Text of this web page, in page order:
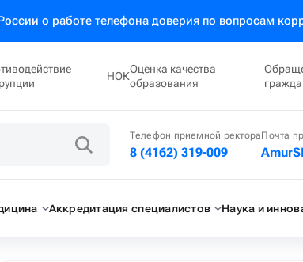
о работе телефона доверия по вопросам
НОК
Оценка качества
образования
Телефон приемной ректора
8 (4162) 319-009
Почта
Аккредитация специалистов Наука и